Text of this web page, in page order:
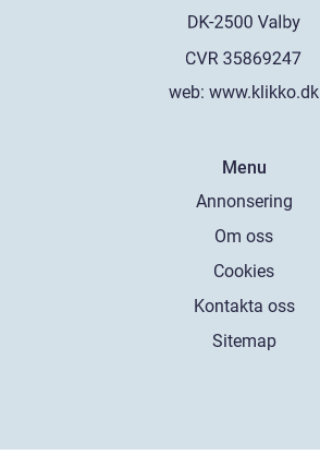
web: www.klikko.dk
Menu
Annonsering
Om oss
Cookies
Kontakta oss
Sitemap